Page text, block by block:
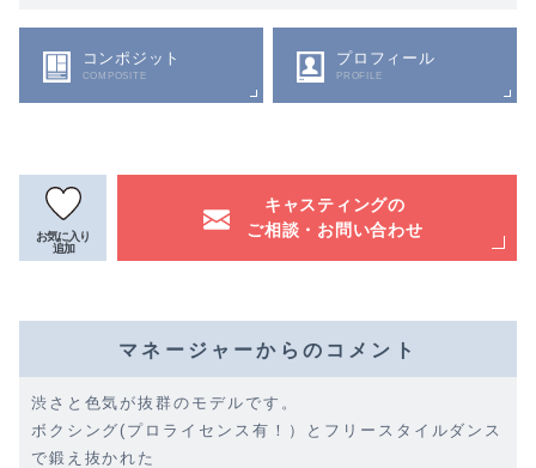
コンポジット
COMPOSITE
プロフィール
PROFILE
お気に入り
追加
キャスティングの
ご相談・お問い合わせ
マネージャーからのコメント
渋さと色気が抜群のモデルです。
ボクシング(プロライセンス有！）とフリースタイルダンス
で鍛え抜かれた